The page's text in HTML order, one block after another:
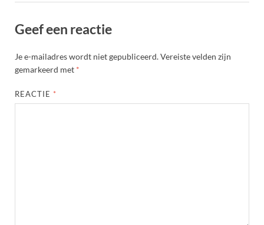
Geef een reactie
Je e-mailadres wordt niet gepubliceerd.Vereiste velden zijn
gemarkeerd met *
REACTIE *